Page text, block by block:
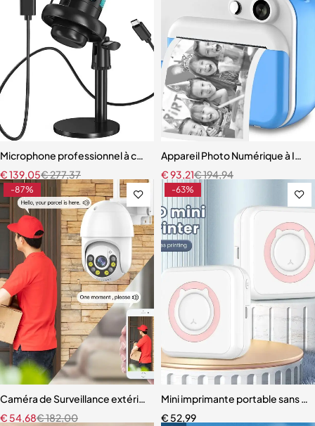
Microphone professionnel à condensateur USB
€277,37
€139,05
Appareil Photo Numérique à
€194,94
€93,21
-87%
Caméra de Surveillance extérieure PTZ IP WIFI HD 3MP 5MP (Full
€182,00
€ 54,68
-63%
Mini imprimante portable sans
€ 52,99